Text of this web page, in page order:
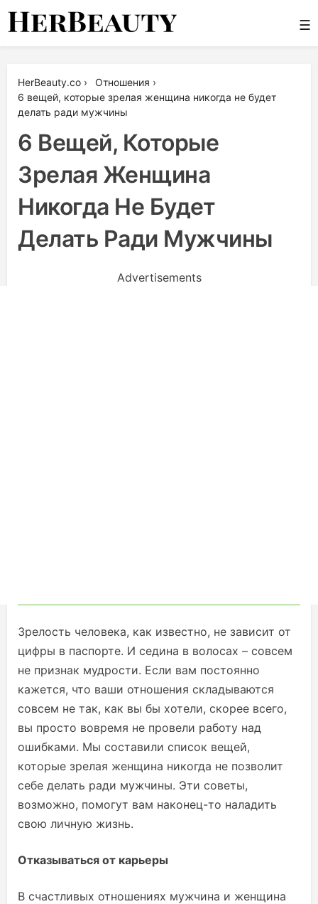
Skip
☰
HerBeauty.co › Отношения ›
6 вещей, которые зрелая женщина никогда не будет
делать ради мужчины
6 Вещей, Которые
Зрелая Женщина
Никогда Не Будет
Делать Ради Мужчины
Advertisements
Зрелость человека, как известно, не зависит от
цифры в паспорте. И седина в волосах – совсем
не признак мудрости. Если вам постоянно
кажется, что ваши отношения складываются
совсем не так, как вы бы хотели, скорее всего,
вы просто вовремя не провели работу над
ошибками. Мы составили список вещей,
которые зрелая женщина никогда не позволит
себе делать ради мужчины. Эти советы,
возможно, помогут вам наконец-то наладить
свою личную жизнь.
Отказываться от карьеры
В счастливых отношениях мужчина и женщина